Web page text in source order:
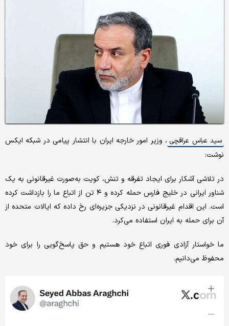
سید عباس عراقچی ، وزیر امور خارجه ایران با انتشار پیامی در شبکه ایکس
نوشت:
در تلاشی آشکار برای ایجاد تفرقه و تنش، کویت به‌صورت غیرقانونی به یک
شناور ایرانی در خلیج فارس حمله کرده و ۴ تن از اتباع ما را بازداشت کرده
است. این اقدام غیرقانونی در نزدیکی جزیره‌ای رخ داده که ایالات متحده از
آن برای حمله به ایران استفاده می‌کرد.
ما خواستار آزادی فوری اتباع خود هستیم و حق پاسخ‌گویی را برای خود
محفوظ می‌دانیم.